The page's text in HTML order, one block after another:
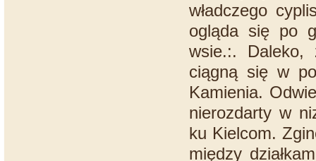
władczego
ogląda się po
wsie.:. Daleko,
ciągną się w
Kamienia.
nierozdarty w
ku Kielcom.
między